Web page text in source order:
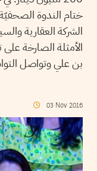
ختام الندوة
الشركة العقارية
الأمثلة الصارخة
بن علي وتواصل
03 Nov 2016